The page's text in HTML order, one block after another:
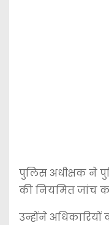
पुलिस अधीक्षक ने
की नियमित जांच
उन्होंने